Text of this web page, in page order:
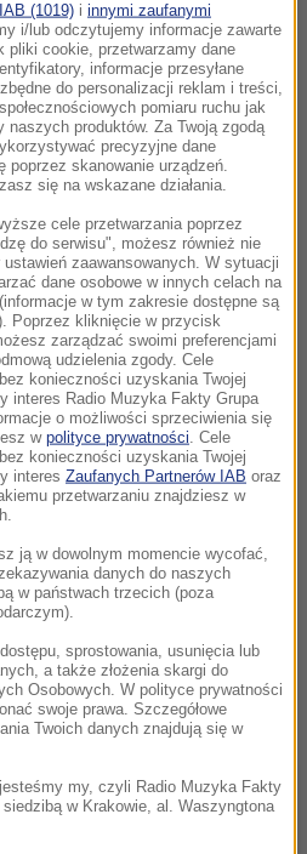
była zgoda władz.
jako cesarza
herbem Rosji na
planowano, że na głowie
ale ostatecznie
pomnik
Ataman wyjaśnił
monumentu zrodziła się po
jako "odzyskanie
jest petersburski
wykonano z
odlane w brązie.
materiałem video:
(1019) i innymi zaufanymi
i/lub odczytujemy informacje zawarte
pliki cookie, przetwarzamy dane
informacje przesyłane
do personalizacji reklam i treści,
pomiaru ruchu jak
naszych produktów. Za Twoją zgodą
precyzyjne dane
skanowanie urządzeń.
się na wskazane działania.
cele przetwarzania poprzez
do serwisu", możesz również nie
zaawansowanych. W sytuacji
dane osobowe w innych celach na
w tym zakresie dostępne są
Poprzez kliknięcie w przycisk
zarządzać swoimi preferencjami
udzielenia zgody. Cele
konieczności uzyskania Twojej
interes Radio Muzyka Fakty Grupa
o możliwości sprzeciwienia się
w polityce prywatności . Cele
konieczności uzyskania Twojej
interes Zaufanych Partnerów IAB oraz
przetwarzaniu znajdziesz w
ją w dowolnym momencie wycofać,
danych do naszych
w państwach trzecich (poza
sprostowania, usunięcia lub
a także złożenia skargi do
Osobowych. W polityce prywatności
swoje prawa. Szczegółowe
Twoich danych znajdują się w
my, czyli Radio Muzyka Fakty
w Krakowie, al. Waszyngtona